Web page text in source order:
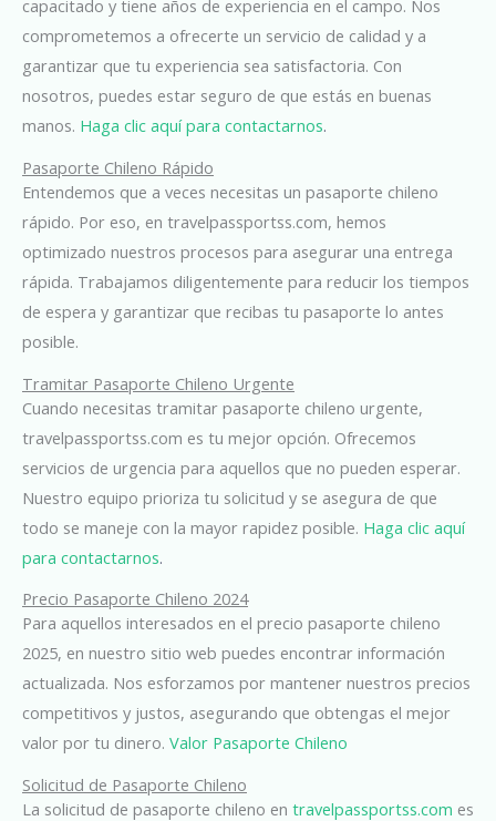
capacitado y tiene años de experiencia en el campo. Nos
comprometemos a ofrecerte un servicio de calidad y a
garantizar que tu experiencia sea satisfactoria. Con
nosotros, puedes estar seguro de que estás en buenas
manos. Haga clic aquí para contactarnos.
Pasaporte Chileno Rápido
Entendemos que a veces necesitas un pasaporte chileno
rápido. Por eso, en travelpassportss.com, hemos
optimizado nuestros procesos para asegurar una entrega
rápida. Trabajamos diligentemente para reducir los tiempos
de espera y garantizar que recibas tu pasaporte lo antes
posible.
Tramitar Pasaporte Chileno Urgente
Cuando necesitas tramitar pasaporte chileno urgente,
travelpassportss.com es tu mejor opción. Ofrecemos
servicios de urgencia para aquellos que no pueden esperar.
Nuestro equipo prioriza tu solicitud y se asegura de que
todo se maneje con la mayor rapidez posible. Haga clic aquí
para contactarnos.
Precio Pasaporte Chileno 2024
Para aquellos interesados en el precio pasaporte chileno
2025, en nuestro sitio web puedes encontrar información
actualizada. Nos esforzamos por mantener nuestros precios
competitivos y justos, asegurando que obtengas el mejor
valor por tu dinero. Valor Pasaporte Chileno
Solicitud de Pasaporte Chileno
La solicitud de pasaporte chileno en travelpassportss.com es